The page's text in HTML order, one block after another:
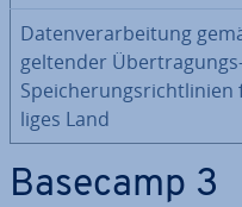
Da­ten­ver­ar­bei­tung
geltender
li­ges Land
Basecamp 3